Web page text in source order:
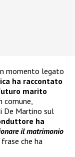
momento legato
ha raccontato
marito
comune,
De Martino sul
ha
il matrimonio
frase che ha